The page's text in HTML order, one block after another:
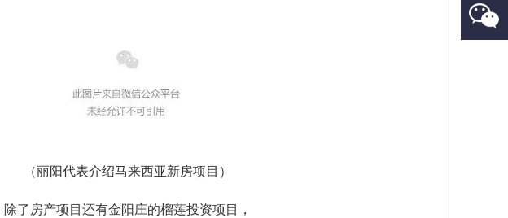
（丽阳代表介绍马来西亚新房项目）
除了房产项目还有金阳庄的榴莲投资项目，